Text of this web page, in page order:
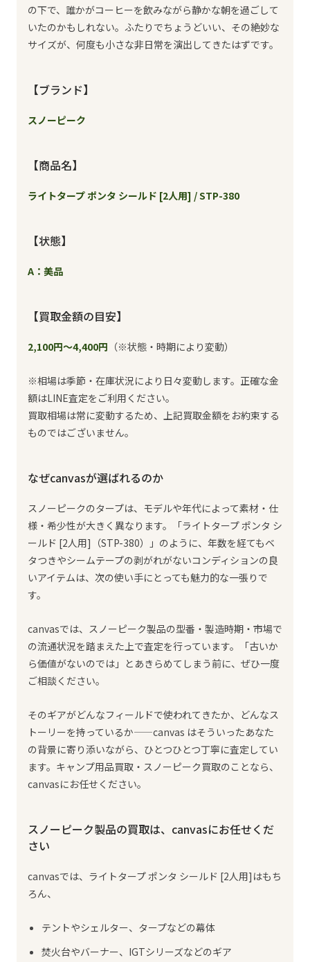
の下で、誰かがコーヒーを飲みながら静かな朝を過ごして
いたのかもしれない。ふたりでちょうどいい、その絶妙な
サイズが、何度も小さな非日常を演出してきたはずです。
【ブランド】
スノーピーク
【商品名】
ライトタープ ポンタ シールド [2人用] / STP-380
【状態】
A：美品
【買取金額の目安】
2,100円〜4,400円 （※状態・時期により変動）
※相場は季節・在庫状況により日々変動します。正確な金
額はLINE査定をご利用ください。
買取相場は常に変動するため、上記買取金額をお約束する
ものではございません。
なぜcanvasが選ばれるのか
スノーピークのタープは、モデルや年代によって素材・仕
様・希少性が大きく異なります。「ライトタープ ポンタ シ
ールド [2人用]（STP-380）」のように、年数を経てもベ
タつきやシームテープの剥がれがないコンディションの良
いアイテムは、次の使い手にとっても魅力的な一張りで
す。
canvasでは、スノーピーク製品の型番・製造時期・市場で
の流通状況を踏まえた上で査定を行っています。「古いか
ら価値がないのでは」とあきらめてしまう前に、ぜひ一度
ご相談ください。
そのギアがどんなフィールドで使われてきたか、どんなス
トーリーを持っているか——canvas はそういったあなた
の背景に寄り添いながら、ひとつひとつ丁寧に査定してい
ます。キャンプ用品買取・スノーピーク買取のことなら、
canvasにお任せください。
スノーピーク製品の買取は、canvasにお任せくだ
さい
canvasでは、ライトタープ ポンタ シールド [2人用]はもち
ろん、
テントやシェルター、タープなどの幕体
焚火台やバーナー、IGTシリーズなどのギア